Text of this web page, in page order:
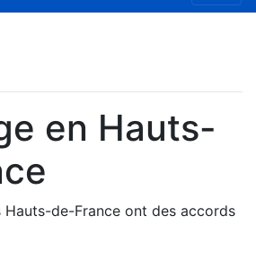
en Hauts-
Hauts-de-France ont des accords